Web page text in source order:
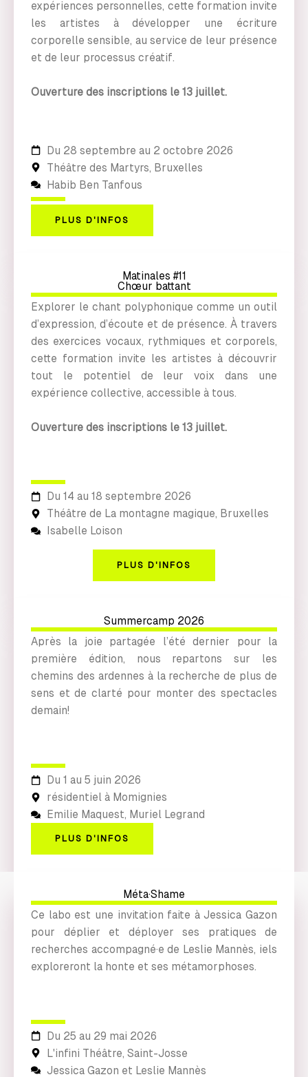
expériences personnelles, cette formation invite
les artistes à développer une écriture
corporelle sensible, au service de leur présence
et de leur processus créatif.
Ouverture des inscriptions le 13 juillet.
Du 28 septembre au 2 octobre 2026
Théâtre des Martyrs, Bruxelles
Habib Ben Tanfous
PLUS D'INFOS
Matinales #11
Chœur battant
Explorer le chant polyphonique comme un outil
d’expression, d’écoute et de présence. À travers
des exercices vocaux, rythmiques et corporels,
cette formation invite les artistes à découvrir
tout le potentiel de leur voix dans une
expérience collective, accessible à tous.
Ouverture des inscriptions le 13 juillet.
Du 14 au 18 septembre 2026
Théâtre de La montagne magique, Bruxelles
Isabelle Loison
PLUS D'INFOS
Summercamp 2026
Après la joie partagée l’été dernier pour la
première édition, nous repartons sur les
chemins des ardennes à la recherche de plus de
sens et de clarté pour monter des spectacles
demain!
Du 1 au 5 juin 2026
résidentiel à Momignies
Emilie Maquest, Muriel Legrand
PLUS D'INFOS
Méta·Shame
Ce labo est une invitation faite à Jessica Gazon
pour déplier et déployer ses pratiques de
recherches accompagné·e de Leslie Mannès, iels
exploreront la honte et ses métamorphoses.
Du 25 au 29 mai 2026
L'infini Théâtre, Saint-Josse
Jessica Gazon et Leslie Mannès